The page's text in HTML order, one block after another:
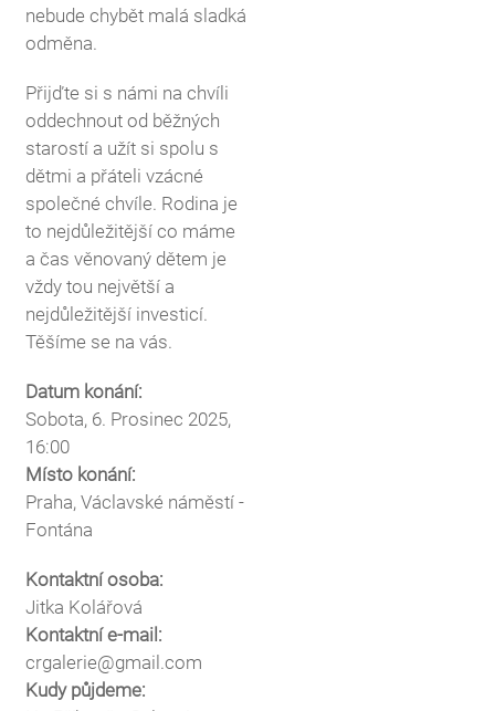
nebude chybět malá sladká
odměna.
Přijďte si s námi na chvíli
oddechnout od běžných
starostí a užít si spolu s
dětmi a přáteli vzácné
společné chvíle. Rodina je
to nejdůležitější co máme
a čas věnovaný dětem je
vždy tou největší a
nejdůležitější investicí.
Těšíme se na vás.
Datum konání:
Sobota, 6. Prosinec 2025,
16:00
Místo konání:
Praha, Václavské náměstí -
Fontána
Kontaktní osoba:
Jitka Kolářová
Kontaktní e-mail:
crgalerie@gmail.com
Kudy půjdeme: